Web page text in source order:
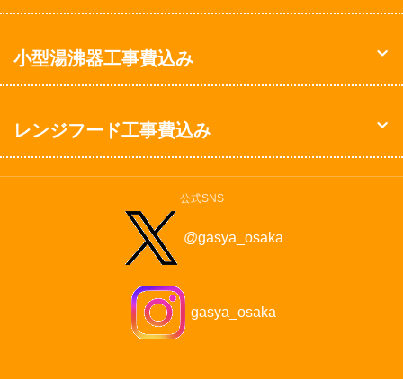
小型湯沸器工事費込み
レンジフード工事費込み
公式SNS
@gasya_osaka
gasya_osaka